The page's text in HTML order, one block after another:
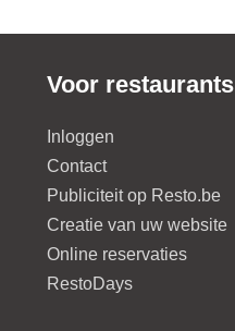
Voor restaurants
Inloggen
Contact
Publiciteit op Resto.be
Creatie van uw website
Online reservaties
RestoDays